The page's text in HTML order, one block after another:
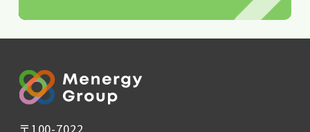
〒100-7022